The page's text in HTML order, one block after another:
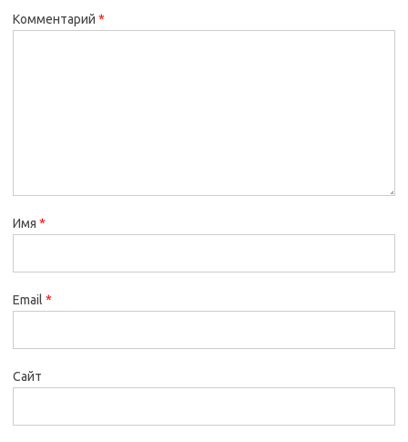
Комментарий *
Имя *
Email *
Сайт